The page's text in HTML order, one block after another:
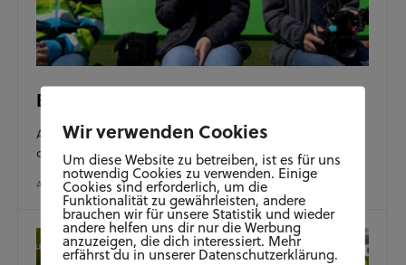
Eventguide 28.04.2022 – 04.05.2022
Anlässlich des Zukunftstages haben wir den Eventguide
dem Wobstories Kids Team überlassen, viel Spaß!
APRIL 28, 2022
Wir verwenden Cookies
Um diese Website zu betreiben, ist es für uns
notwendig Cookies zu verwenden. Einige
Cookies sind erforderlich, um die
Funktionalität zu gewährleisten, andere
brauchen wir für unsere Statistik und wieder
andere helfen uns dir nur die Werbung
anzuzeigen, die dich interessiert. Mehr
erfährst du in unserer Datenschutzerklärung.